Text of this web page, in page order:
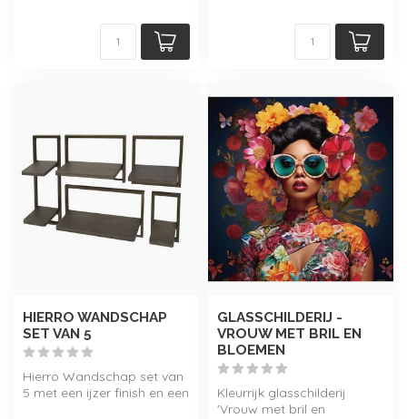
HIERRO WANDSCHAP
SET VAN 5
Hierro Wandschap set van
5 met een ijzer finish en een
GLASSCHILDERIJ -
VROUW MET BRIL EN
BLOEMEN
Kleurrijk glasschilderij
'Vrouw met bril en